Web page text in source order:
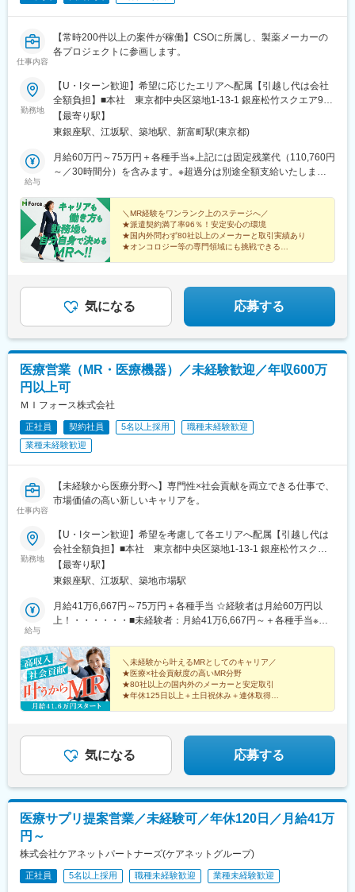
■福利厚生（転勤を伴う場合）：
・家賃：一部会社負担
・住居契約初期経費：会社負担（上限設定あり）
・入居時の引越し費用：会社負担（会社指定業者）
資を行っています。自己成長意欲を尊重し、業務直結の研修だけ
でなく、変化する時代に対応するビジネススキル習得も含め階層
行っています。
■家族も安心な手厚い福利厚生
社員がワークライフバランスをとりながらパフォーマンスを発揮
できる制度があります。社員と社員のご家族が安心し、仕事もプ
ライベートも充実して活躍できるよう、福利厚生制度を整備して
います。
ラスの借り上げ社宅制度や単身赴任のサポート制度を導入し、そ
の利用率も高水準となっています。
■社内認定資格制度
製薬企業での開発パイプラインの変化にともない、当社において
高く、これに応えるべく専門性の高い人財を育成するための社内
認定資格制度を設けています。現在はオンコロジー分野で「血液
がん」と「固形がん」の2つのコースが展開されています。
仕事内容
【常時200件以上の案件が稼働】CSOに所属し、製薬メーカーの
各プロジェクトに参画します。
勤務地
【U・Iターン歓迎】希望に応じたエリアへ配属【引越し代は会社
全額負担】■本社 東京都中央区築地1-13-1 銀座松竹スクエア9F■
勤務エリア：（1）北海道：北海道（2）東北：青森・秋田・岩
手・山形・宮城・福島（3）関東：東京・神奈川・千葉・埼玉・茨
知・岐阜・三重・静岡（6）北陸：富山・石川・福井（7）近畿：
大阪・京都・滋賀・奈良・和歌山・兵庫（8）中国：岡山・広島・
州：福岡・大分・宮崎・鹿児島・熊本・佐賀・長崎・沖縄※勤務地
限定～全国転勤（規定あり）の選択可能※配属エリアは希望に応じ
ます。希望範囲外への転勤はありません。※変更の範囲：会社の定
める事業所（リモートワーク含む）
【最寄り駅】
東銀座駅、江坂駅、築地駅、新富町駅(東京都)
給与
月給60万円～75万円＋各種手当※上記には固定残業代（110,760円
～／30時間分）を含みます。※超過分は別途全額支給いたしま
歳（入社4年） 920万円／45歳（入社6年） ※諸手当含む
＼MR経験をワンランク上のステージへ／
★派遣契約満了率96％！安定安心の環境
★国内外問わず80社以上のメーカーと取引実績あり
★オンコロジー等の専門領域にも挑戦できる
気になる 応募する
医療営業（MR・医療機器）／未経験歓迎／年収600万
円以上可
ＭＩフォース株式会社
正社員 契約社員 5名以上採用
職種未経験歓迎
業種未経験歓迎
仕事内容
【未経験から医療分野へ】専門性×社会貢献を両立できる仕事で、
市場価値の高い新しいキャリアを。
勤務地
【U・Iターン歓迎】希望を考慮して各エリアへ配属【引越し代は
会社全額負担】■本社 東京都中央区築地1-13-1 銀座松竹スクエ
ア9F■勤務エリア：（1）北海道：北海道（2）東北：青森・秋
田・岩手・山形・宮城・福島（3）関東：東京・神奈川・千葉・埼
海：愛知・岐阜・三重・静岡（6）北陸：富山・石川・福井（7）
近畿：大阪・京都・滋賀・奈良・和歌山・兵庫（8）中国：岡山・
（10）九州：福岡・大分・宮崎・鹿児島・熊本・佐賀・長崎・沖
縄※勤務地限定～全国転勤（規定あり）の選択可能※配属エリアは
希望を考慮して決定いたします。希望範囲外への転勤はありませ
ん。※変更の範囲：会社の定める事業所（リモートワーク含む）
【最寄り駅】
東銀座駅、江坂駅、築地市場駅
給与
月給41万6,667円～75万円＋各種手当 ☆経験者は月給60万円以
上！・・・・・・■未経験者：月給41万6,667円～＋各種手当※上
過分は別途全額支給いたします。◎手当を含めれば初年度から年
収600万円以上も可能！・・・・・・■経験者：月給60万円～75万
円＋各種手当※上記には固定残業代（11万760円～／30時間分）を
含みます。※超過分は別途全額支給いたします。＜年収例＞◎初年
度年収は700万円以上！◎最大年収900万円以上も目指せる
万円／42歳（入社4年） 920万円／45歳（入社6年） ※諸手当含む
＼未経験から叶えるMRとしてのキャリア／
★医療×社会貢献度の高いMR分野
★80社以上の国内外のメーカーと安定取引
★年休125日以上＋土日祝休み＋連休取得OK
気になる 応募する
医療サプリ提案営業／未経験可／年休120日／月給41万
円～
株式会社ケアネットパートナーズ(ケアネットグループ)
正社員 5名以上採用 職種未経験歓迎 業種未経験歓迎